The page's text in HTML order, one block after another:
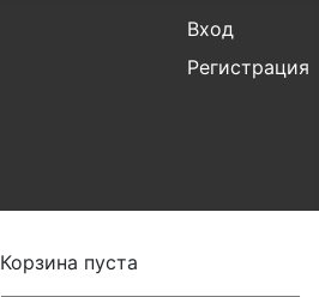
Вход
Регистрация
Корзина пуста